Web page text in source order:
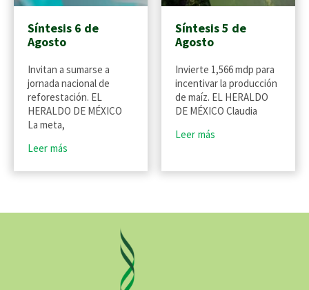
Síntesis 6 de
Agosto
Invitan a sumarse a
jornada nacional de
reforestación. EL
HERALDO DE MÉXICO
La meta,
Leer más
Síntesis 5 de
Agosto
Invierte 1,566 mdp para
incentivar la producción
de maíz. EL HERALDO
DE MÉXICO Claudia
Leer más